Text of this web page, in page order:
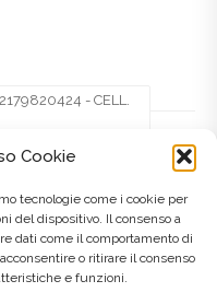
Cookie
tecnologie come i cookie per
del dispositivo. Il consenso a
dati come il comportamento di
o ritirare il consenso
e funzioni.
- CELL.
Pinterest